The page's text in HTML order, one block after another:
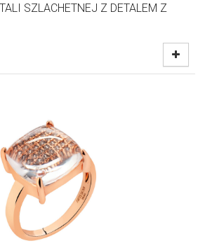
SZLACHETNEJ Z DETALEM Z